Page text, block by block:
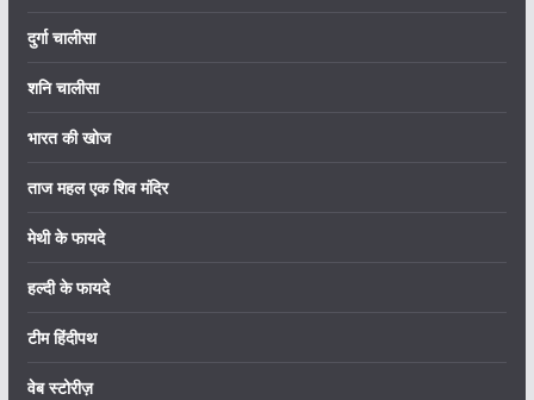
दुर्गा चालीसा
शनि चालीसा
भारत की खोज
ताज महल एक शिव मंदिर
मेथी के फायदे
हल्दी के फायदे
टीम हिंदीपथ
वेब स्टोरीज़